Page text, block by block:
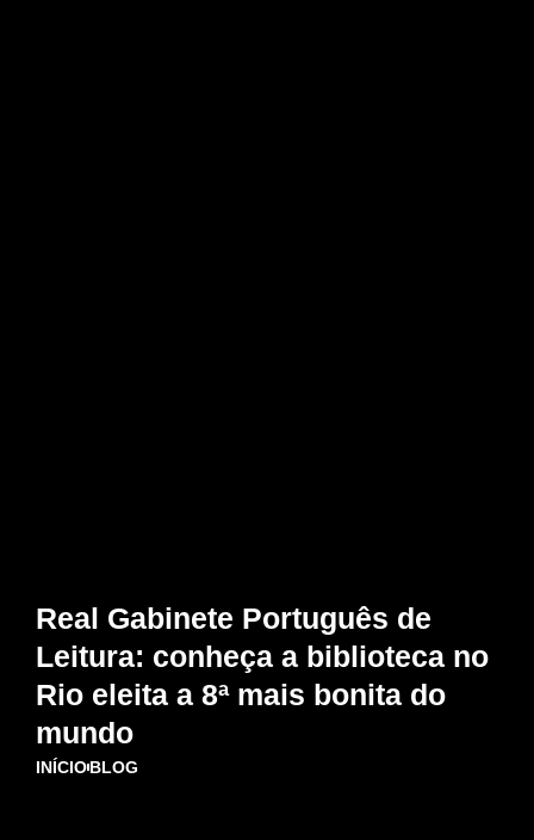
Real Gabinete Português de
Leitura: conheça a biblioteca no
Rio eleita a 8ª mais bonita do
mundo
INÍCIOBLOG